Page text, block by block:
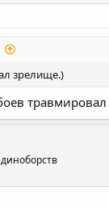
зрелище.)